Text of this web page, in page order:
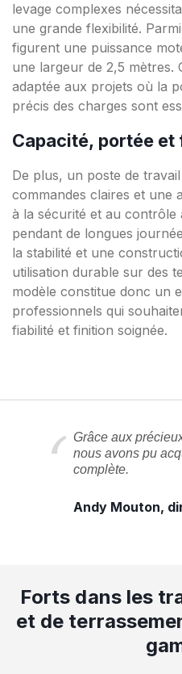
levage complexes
une grande flexibilité.
figurent une puissance
une largeur de 2,5 mètres.
adaptée aux projets où la
précis des charges sont
Capacité, portée
De plus, un poste de
commandes claires et une
à la sécurité et au contrôle
pendant de longues
la stabilité et une
utilisation durable sur des
modèle constitue donc un
professionnels qui
fiabilité et finition soignée.
Grâce aux
nous avons pu
complète.
Andy Mouton,
Forts dans les
et de